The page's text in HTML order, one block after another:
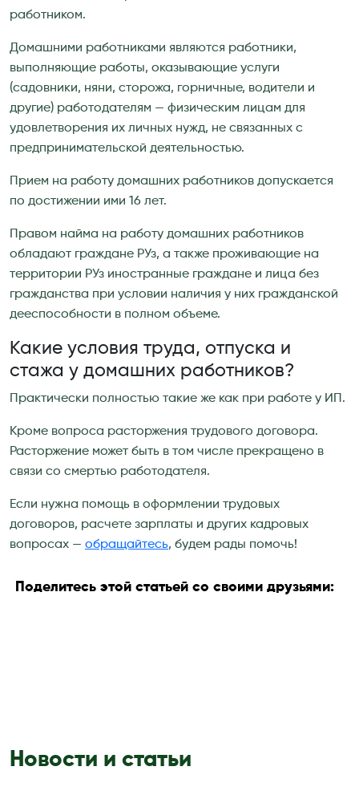
работником.
Домашними работниками являются работники,
выполняющие работы, оказывающие услуги
(садовники, няни, сторожа, горничные, водители и
другие) работодателям — физическим лицам для
удовлетворения их личных нужд, не связанных с
предпринимательской деятельностью.
Прием на работу домашних работников допускается
по достижении ими 16 лет.
Правом найма на работу домашних работников
обладают граждане РУз, а также проживающие на
территории РУз иностранные граждане и лица без
гражданства при условии наличия у них гражданской
дееспособности в полном объеме.
Какие условия труда, отпуска и
стажа у домашних работников?
Практически полностью такие же как при работе у ИП.
Кроме вопроса расторжения трудового договора.
Расторжение может быть в том числе прекращено в
связи со смертью работодателя.
Если нужна помощь в оформлении трудовых
договоров, расчете зарплаты и других кадровых
вопросах — обращайтесь, будем рады помочь!
Поделитесь этой статьей со своими друзьями:
Новости и статьи